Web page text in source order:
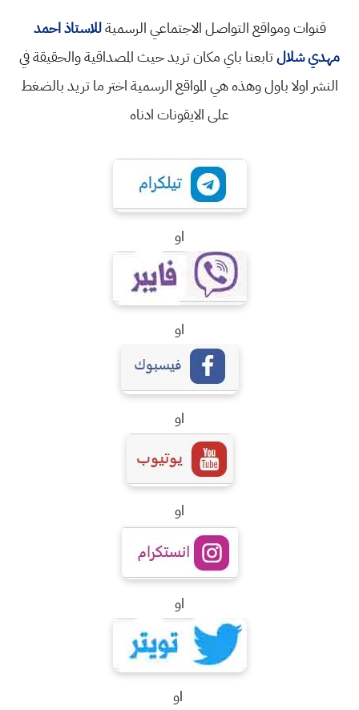
قنوات ومواقع التواصل الاجتماعي الرسميةللاستاذ احمد
مهدي شلالتابعنا باي مكان تريد حيث المصداقية والحقيقة في
النشر اولا باول وهذه هي المواقع الرسمية اختر ما تريد بالضغط
على الايقونات ادناه
او
او
او
او
او
او